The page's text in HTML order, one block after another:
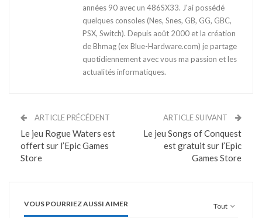
années 90 avec un 486SX33. J'ai possédé
quelques consoles (Nes, Snes, GB, GG, GBC,
PSX, Switch). Depuis août 2000 et la création
de Bhmag (ex Blue-Hardware.com) je partage
quotidiennement avec vous ma passion et les
actualités informatiques.
ARTICLE PRÉCÉDENT
Le jeu Rogue Waters est
offert sur l’Epic Games
Store
ARTICLE SUIVANT
Le jeu Songs of Conquest
est gratuit sur l’Epic
Games Store
Tout
VOUS POURRIEZ AUSSI AIMER